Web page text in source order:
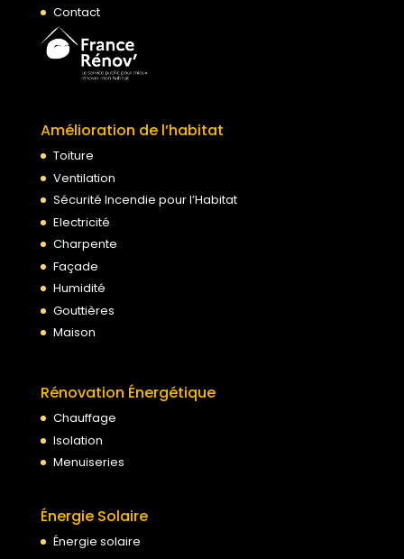
Contact
Amélioration de l’habitat
Toiture
Ventilation
Sécurité Incendie pour l’Habitat
Electricité
Charpente
Façade
Humidité
Gouttières
Maison
Rénovation Énergétique
Chauffage
Isolation
Menuiseries
Énergie Solaire
Énergie solaire